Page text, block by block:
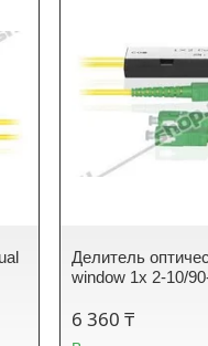
Делитель
window 1х 2-10/
6 360 ₸